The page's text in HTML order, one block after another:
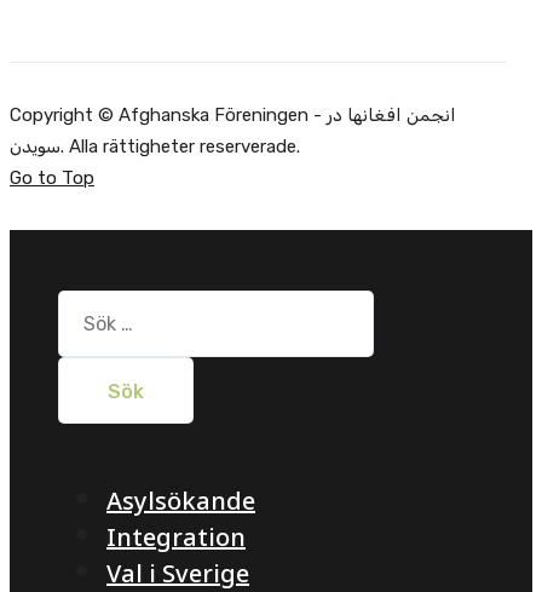
Copyright © Afghanska Föreningen - انجمن افغانها در
سویدن. Alla rättigheter reserverade.
Go to Top
Sök
efter:
Asylsökande
Integration
Val i Sverige